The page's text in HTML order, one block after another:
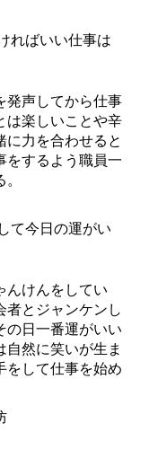
ればいい仕事は
発声してから仕事
は楽しいことや辛
力を合わせると
をするよう職員一
て今日の運がい
んけんをしてい
者とジャンケンし
の日一番運がいい
然に笑いが生ま
をして仕事を始め